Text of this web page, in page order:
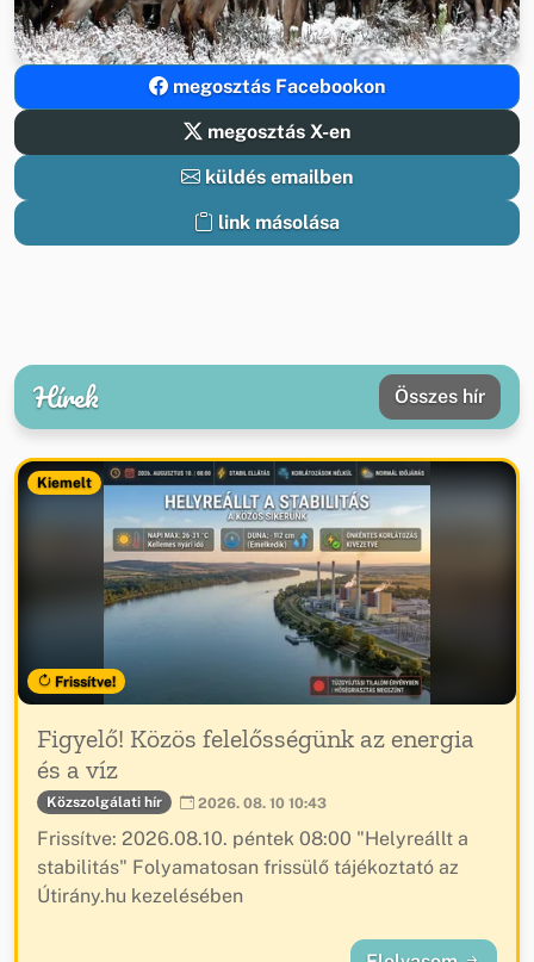
megosztás Facebookon
megosztás X-en
küldés emailben
link másolása
Hírek Összes hír
Kiemelt
Frissítve!
Figyelő! Közös felelősségünk az energia
és a víz
Közszolgálati hír 2026. 08. 10 10:43
Frissítve: 2026.08.10. péntek 08:00 "Helyreállt a
stabilitás" Folyamatosan frissülő tájékoztató az
Útirány.hu kezelésében